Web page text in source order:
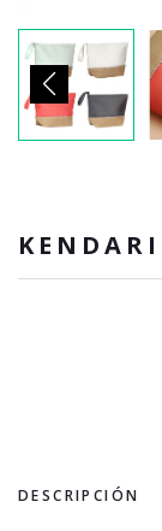
KENDARI
DESCRIPCIÓN